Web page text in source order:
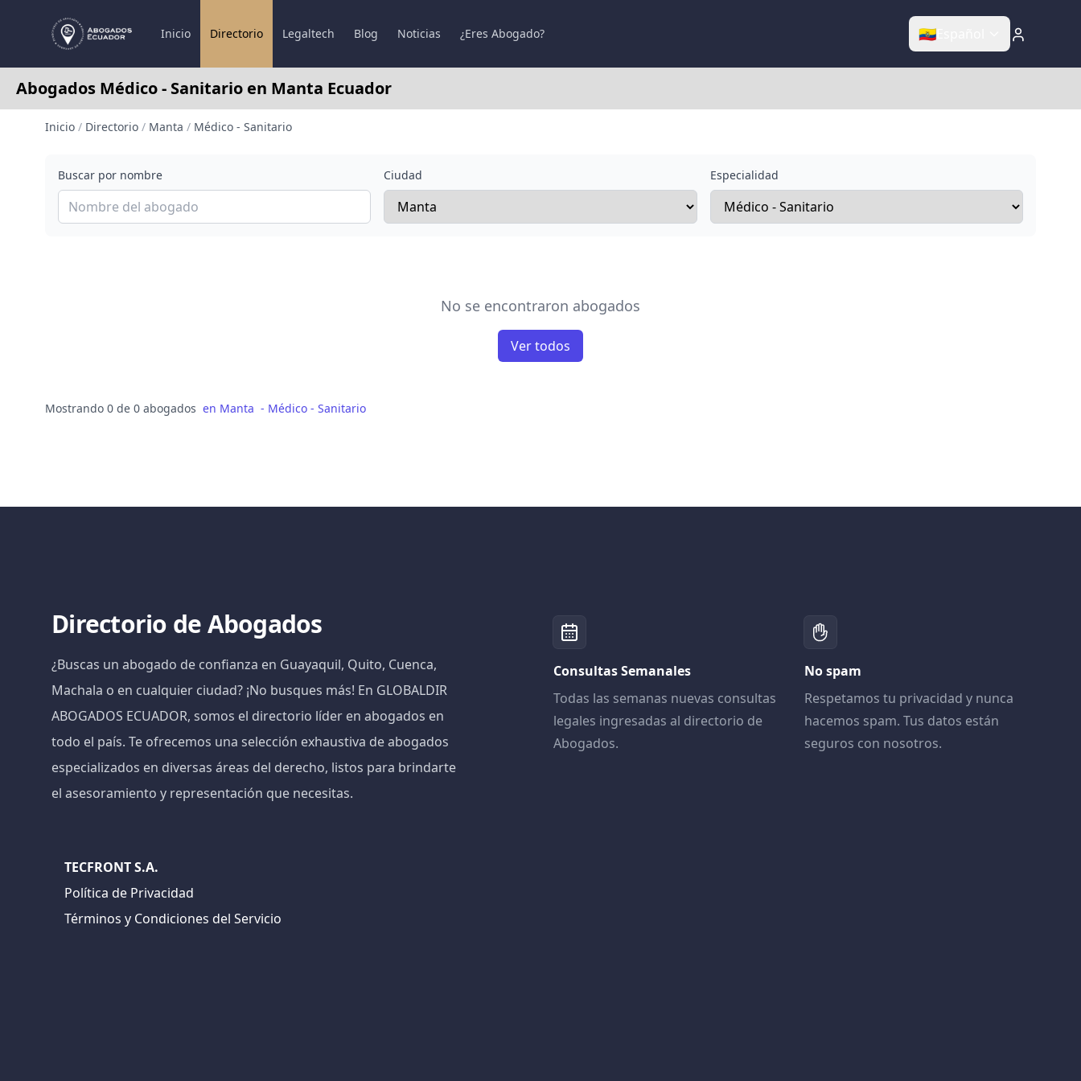
Inicio Directorio Legaltech Blog Noticias ¿Eres Abogado? 🇪🇨
Abogados Médico - Sanitario en Manta Ecuador
Inicio / Directorio / Manta / Médico - Sanitario
Buscar por nombre Ciudad Especialidad
No se encontraron abogados
Ver todos
Mostrando 0 de 0 abogados en Manta - Médico - Sanitario
Directorio de Abogados
¿Buscas un abogado de confianza en Guayaquil, Quito, Cuenca,
Machala o en cualquier ciudad? ¡No busques más! En GLOBALDIR
ABOGADOS ECUADOR, somos el directorio líder en abogados en
todo el país. Te ofrecemos una selección exhaustiva de abogados
especializados en diversas áreas del derecho, listos para brindarte
el asesoramiento y representación que necesitas.
Consultas Semanales
Todas las semanas nuevas consultas
legales ingresadas al directorio de
Abogados.
No spam
Respetamos tu privacidad y nunca
hacemos spam. Tus datos están
seguros con nosotros.
TECFRONT S.A.
Política de Privacidad
Términos y Condiciones del Servicio